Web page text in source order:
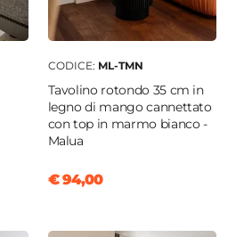
CODICE: ML-TMN
Tavolino rotondo 35 cm in
legno di mango cannettato
con top in marmo bianco -
Malua
€ 94,00